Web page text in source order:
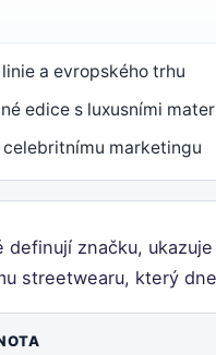
a evropského trhu
edice s luxusními
marketingu
značku,
streetwearu, který